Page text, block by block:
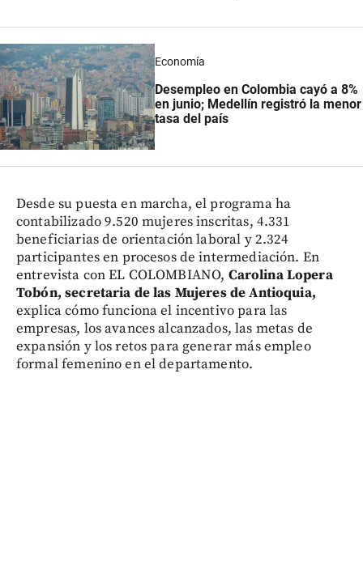
Economía
Desempleo en Colombia cayó a 8%
en junio; Medellín registró la menor
tasa del país
Desde su puesta en marcha, el programa ha
contabilizado 9.520 mujeres inscritas, 4.331
beneficiarias de orientación laboral y 2.324
participantes en procesos de intermediación. En
entrevista con EL COLOMBIANO, Carolina Lopera
Tobón, secretaria de las Mujeres de Antioquia,
explica cómo funciona el incentivo para las
empresas, los avances alcanzados, las metas de
expansión y los retos para generar más empleo
formal femenino en el departamento.